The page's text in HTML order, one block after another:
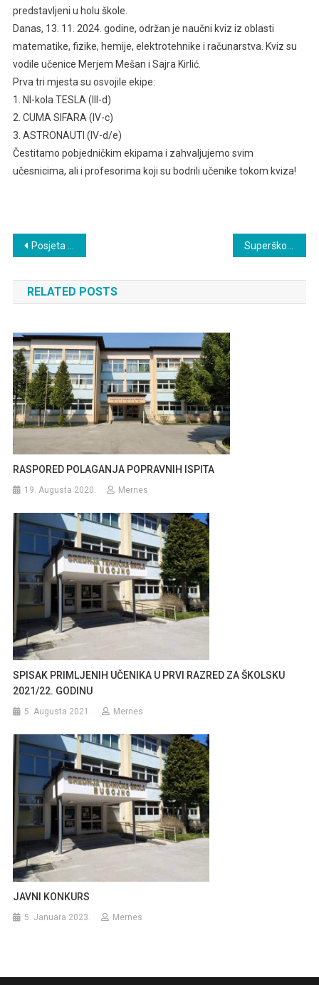
predstavljeni u holu škole.
Danas, 13. 11. 2024. godine, održan je naučni kviz iz oblasti
matematike, fizike, hemije, elektrotehnike i računarstva. Kviz su
vodile učenice Merjem Mešan i Sajra Kirlić.
Prva tri mjesta su osvojile ekipe:
1. NI-kola TESLA (III-d)
2. CUMA SIFARA (IV-c)
3. ASTRONAUTI (IV-d/e)
Čestitamo pobjedničkim ekipama i zahvaljujemo svim
učesnicima, ali i profesorima koji su bodrili učenike tokom kviza!
Navigacija
članaka
Posjeta preduzeću Heko d.o.o
RELATED POSTS
RASPORED POLAGANJA POPRAVNIH ISPITA
19. Augusta 2020. Mernes
SPISAK PRIMLJENIH UČENIKA U PRVI RAZRED ZA ŠKOLSKU
2021/22. GODINU
5. Augusta 2021. Mernes
JAVNI KONKURS
5. Januara 2023. Mernes